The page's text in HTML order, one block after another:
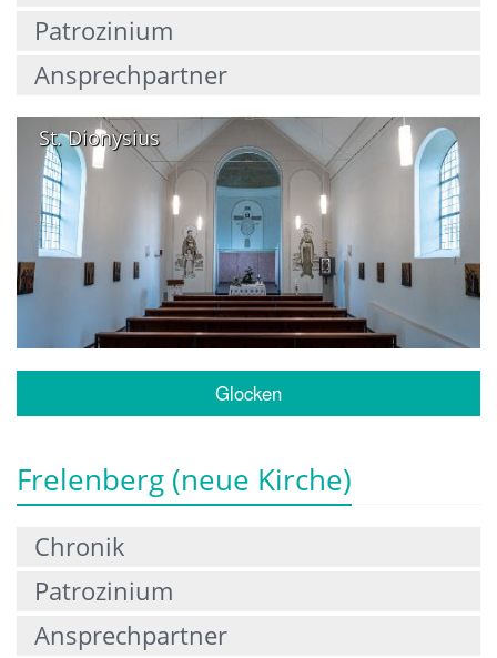
Patrozinium
Ansprechpartner
St. Dionysius
Glocken
Frelenberg (neue Kirche)
Chronik
Patrozinium
Ansprechpartner